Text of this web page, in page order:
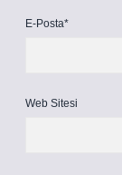
E-Posta*
Web Sitesi